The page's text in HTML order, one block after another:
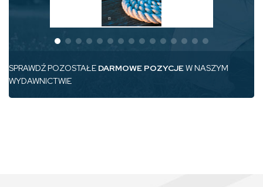
SPRAWDŹ POZOSTAŁE DARMOWE POZYCJEW NASZYM
WYDAWNICTWIE